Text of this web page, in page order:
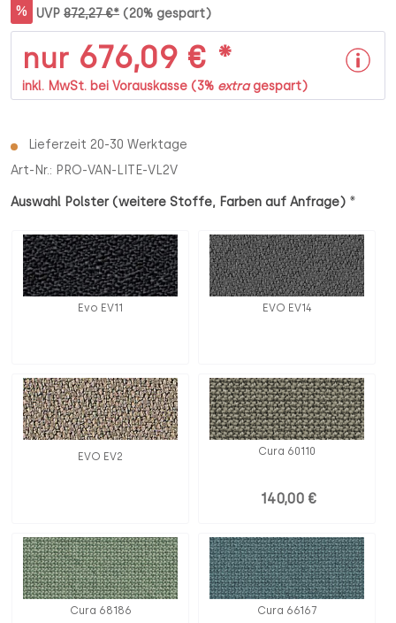
% UVP 872,27 €* (20% gespart)
nur 676,09 € *
inkl. MwSt. bei Vorauskasse (3% extragespart)
Lieferzeit 20-30 Werktage
Art-Nr.: PRO-VAN-LITE-VL2V
Auswahl Polster (weitere Stoffe, Farben auf Anfrage) *
Evo EV11 EVO EV14
EVO EV2 Cura 60110
140,00 €
Cura 68186 Cura 66167